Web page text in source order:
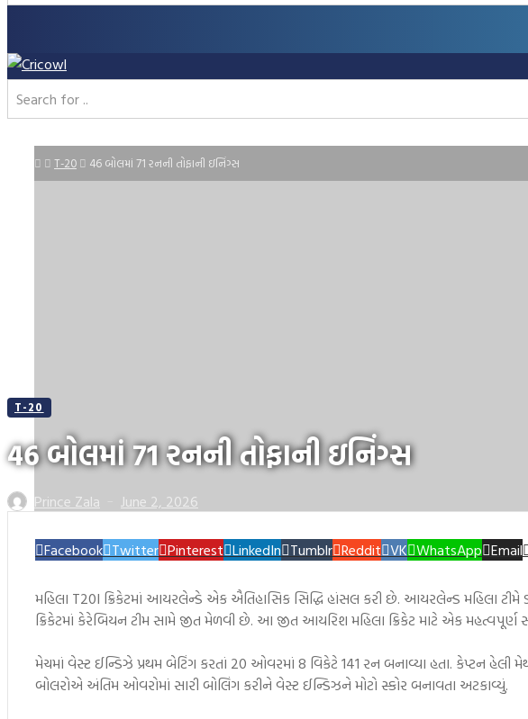
T-20 46 બોલમાં 71 રનની તોફાની ઇનિંગ્સ
T-20
46 બોલમાં 71 રનની તોફાની ઇનિંગ્સ
Prince Zala June 2, 2026
Facebook Twitter Pinterest LinkedIn Tumblr Reddit VK WhatsApp Email
મહિલા T20I ક્રિકેટમાં આયરલેન્ડે એક ઐતિહાસિક સિદ્ધિ હાંસલ કરી છે. આયરલેન્ડ મહિલા ટીમે
ક્રિકેટમાં કેરેબિયન ટીમ સામે જીત મેળવી છે. આ જીત આયરિશ મહિલા ક્રિકેટ માટે એક મહત્વપૂર્ણ
મેચમાં વેસ્ટ ઈન્ડિઝે પ્રથમ બેટિંગ કરતાં 20 ઓવરમાં 8 વિકેટે 141 રન બનાવ્યા હતા. કેપ્ટન હેલી
બોલરોએ અંતિમ ઓવરોમાં સારી બોલિંગ કરીને વેસ્ટ ઈન્ડિઝને મોટો સ્કોર બનાવતા અટકાવ્યું.